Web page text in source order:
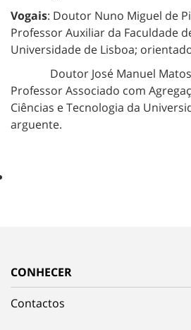
Vogais: Doutor Nuno Miguel de
Professor Auxiliar da Faculdade
Universidade de Lisboa;
Doutor José Manuel Matos
Professor Associado com
Ciências e Tecnologia da
arguente.
CONHECER
Contactos